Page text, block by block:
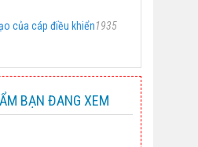
của cáp điều khiển1935
BẠN ĐANG XEM